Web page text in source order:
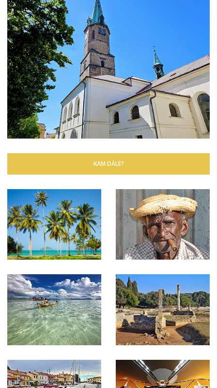
KAM DÁLE?